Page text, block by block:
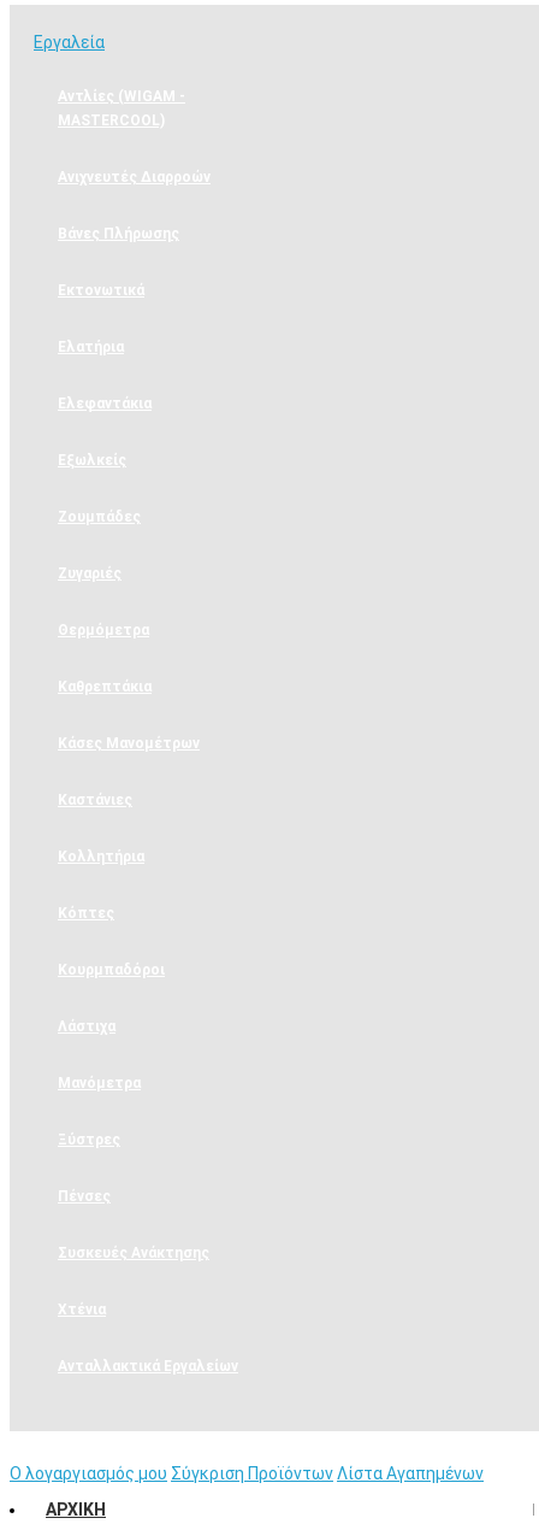
Εργαλεία
Αντλίες (WIGAM -
MASTERCOOL)
Ανιχνευτές Διαρροών
Βάνες Πλήρωσης
Εκτονωτικά
Ελατήρια
Ελεφαντάκια
Εξωλκείς
Ζουμπάδες
Ζυγαριές
Θερμόμετρα
Καθρεπτάκια
Κάσες Μανομέτρων
Καστάνιες
Κολλητήρια
Κόπτες
Κουρμπαδόροι
Λάστιχα
Μανόμετρα
Ξύστρες
Πένσες
Συσκευές Ανάκτησης
Χτένια
Ανταλλακτικά Εργαλείων
Ο λογαργιασμός μου Σύγκριση ΠροϊόντωνΛίστα Αγαπημένων
ΑΡΧΙΚΉ